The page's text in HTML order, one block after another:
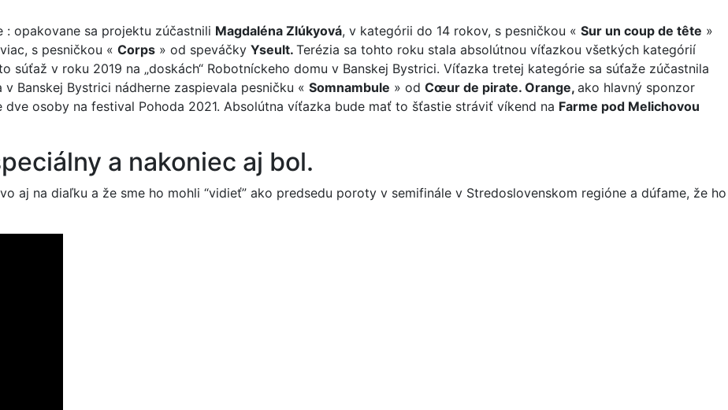
opakovane sa projektu zúčastnili Magdaléna Zlúkyová, v kategórii do 14 rokov, s pesničkou « Sur un coup de tête »
s pesničkou « Corps » od speváčky Yseult. Terézia sa tohto roku stala absolútnou víťazkou všetkých kategórií
súťaž v roku 2019 na „doskách“ Robotníckeho domu v Banskej Bystrici. Víťazka tretej kategórie sa súťaže zúčastnila
Banskej Bystrici nádherne zaspievala pesničku « Somnambule » od Cœur de pirate. Orange, ako hlavný sponzor
osoby na festival Pohoda 2021. Absolútna víťazka bude mať to šťastie stráviť víkend na Farme pod Melichovou
a nakoniec aj bol.
aj na diaľku a že sme ho mohli “vidieť” ako predsedu poroty v semifinále v Stredoslovenskom regióne a dúfame, že ho